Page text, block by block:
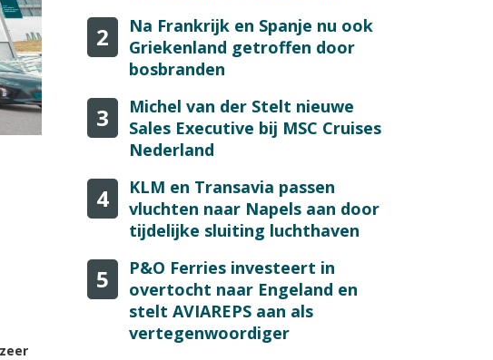
2
Na Frankrijk en Spanje nu ook
Griekenland getroffen door
bosbranden
3
Michel van der Stelt nieuwe
Sales Executive bij MSC Cruises
Nederland
4
KLM en Transavia passen
vluchten naar Napels aan door
tijdelijke sluiting luchthaven
5
P&O Ferries investeert in
overtocht naar Engeland en
stelt AVIAREPS aan als
vertegenwoordiger